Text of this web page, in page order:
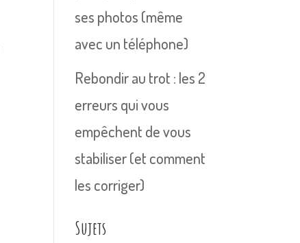
ses photos (même
avec un téléphone)
Rebondir au trot : les 2
erreurs qui vous
empêchent de vous
stabiliser (et comment
les corriger)
Sujets